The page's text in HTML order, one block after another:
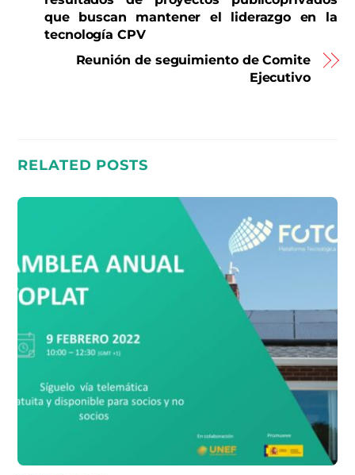
que buscan mantener el liderazgo en la
tecnología CPV
Reunión de seguimiento de Comite
Ejecutivo
RELATED POSTS